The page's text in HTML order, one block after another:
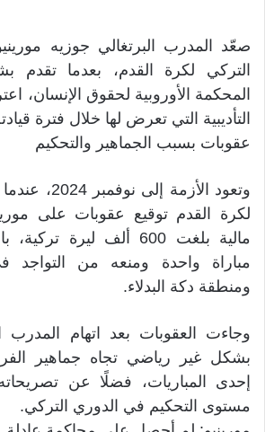
صعّد المدرب البرتغالي جوزيه
التركي لكرة القدم، بعدما تقدم
المحكمة الأوروبية لحقوق الإنسان،
التأديبية التي تعرض لها خلال فترة
عقوبات بسبب الجماهير والتحكيم
وتعود الأزمة
لكرة القدم توقيع عقوبات على
مالية بلغت 600 ألف ليرة
مباراة واحدة ومنعه من التواجد
ومنطقة دكة البدلاء.
وجاءت العقوبات بعد اتهام المدرب
بشكل غير رياضي تجاه جماهير
إحدى المباريات، فضلًا عن تصريحاته
مستوى التحكيم في الدوري التركي.